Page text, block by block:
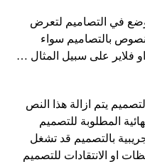
في التصاميم لتعرض
بالتصاميم سواء
فلاير على سبيل المثال …
يتم ازالة هذا النص
المطلوبة للتصميم
بالتصميم قد تشغل
او الانتقادات للتصميم